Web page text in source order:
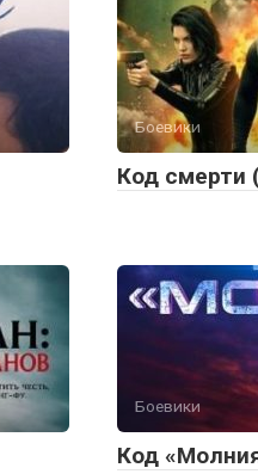
Боевики
Код смерти
Боевики
Код